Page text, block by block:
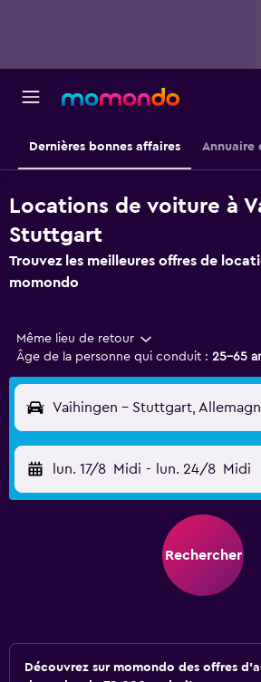
Dernières bonnes affaires Annuaire
Locations de voiture à
Stuttgart
Trouvez les meilleures offres de
momondo
Même lieu de retour
Âge de la personne qui conduit : 25-65
Vaihingen - Stuttgart,
lun. 17/8 Midi - lun. 24/8 Midi
Rechercher
Découvrez sur momondo des offres